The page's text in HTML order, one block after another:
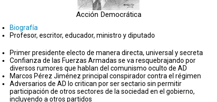
Acción Democrática
Biografía
Profesor, escritor, educador, ministro y diputado
Primer presidente electo de manera directa, universal y secreta
Confianza de las Fuerzas Armadas se va resquebrajando por
diversos rumores que hablan del comunismo oculto de AD
Marcos Pérez Jiménez principal conspirador contra el régimen
Adversarios de AD lo critican por ser sectario sin permitir
participación de otros sectores de la sociedad en el gobierno,
incluyendo a otros partidos